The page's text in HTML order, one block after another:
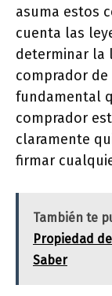
asuma estos
cuenta las
determinar la
comprador de
fundamental
comprador
claramente
firmar
También te
Propiedad
Saber